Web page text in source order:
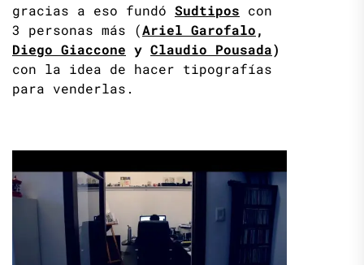
gracias a eso fundó Sudtipos con
3 personas más (Ariel Garofalo,
Diego Giaccone y Claudio Pousada)
con la idea de hacer tipografías
para venderlas.